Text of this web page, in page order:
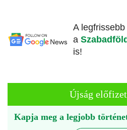
A
a Szabadföld
is!
Újság
Kapja meg a legjobb